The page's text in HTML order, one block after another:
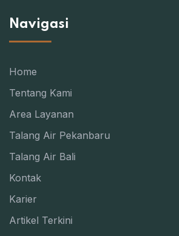
Navigasi
Home
Tentang Kami
Area Layanan
Talang Air Pekanbaru
Talang Air Bali
Kontak
Karier
Artikel Terkini